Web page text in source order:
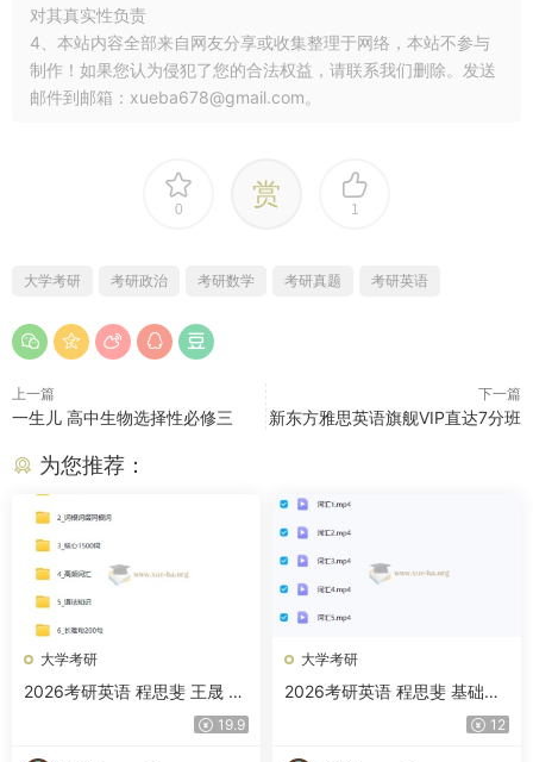
对其真实性负责
4、本站内容全部来自网友分享或收集整理于网络，本站不参与
制作！如果您认为侵犯了您的合法权益，请联系我们删除。发送
邮件到邮箱：xueba678@gmail.com。
0 赏 1
大学考研 考研政治 考研数学 考研真题 考研英语
上一篇
一生儿 高中生物选择性必修三
下一篇
新东方雅思英语旗舰VIP直达7分班
为您推荐：
大学考研
2026考研英语 程思斐 王晟 全
19.9
大学考研
2026考研英语 程思斐 基础词
12